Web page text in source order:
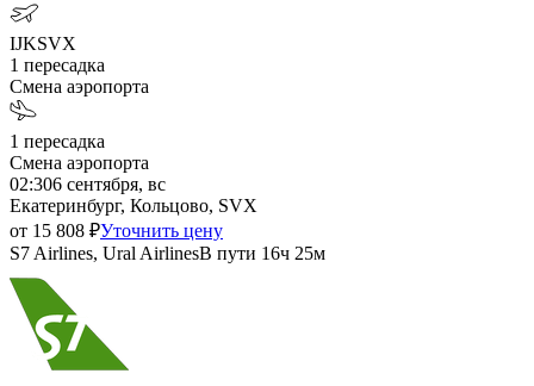
IJKSVX
1 пересадка
Смена аэропорта
1 пересадка
Смена аэропорта
02:306 сентября, вс
Екатеринбург, Кольцово, SVX
от 15 808 ₽Уточнить цену
S7 Airlines, Ural AirlinesВ пути 16ч 25м